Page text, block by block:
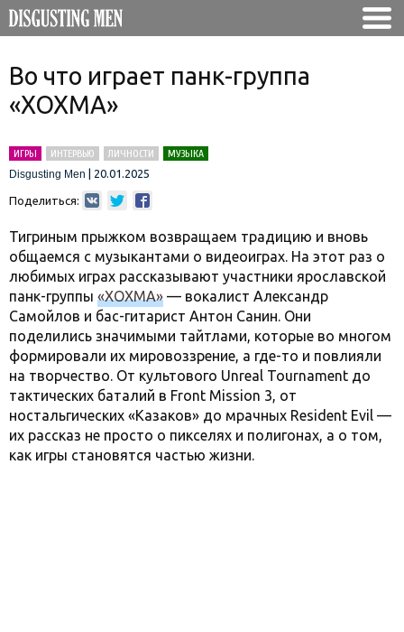
Во что играет панк-группа
«ХОХМА»
ИГРЫ ИНТЕРВЬЮ ЛИЧНОСТИ
МУЗЫКА
Disgusting Men
20.01.2025
Поделиться:
Тигриным прыжком возвращаем традицию и вновь
общаемся с музыкантами о видеоиграх. На этот раз о
любимых играх рассказывают участники ярославской
панк-группы «ХОХМА» — вокалист Александр
Самойлов и бас-гитарист Антон Санин. Они
поделились значимыми тайтлами, которые во многом
формировали их мировоззрение, а где-то и повлияли
на творчество. От культового Unreal Tournament до
тактических баталий в Front Mission 3, от
ностальгических «Казаков» до мрачных Resident Evil —
их рассказ не просто о пикселях и полигонах, а о том,
как игры становятся частью жизни.